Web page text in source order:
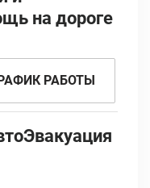
на дороге
РАБОТЫ